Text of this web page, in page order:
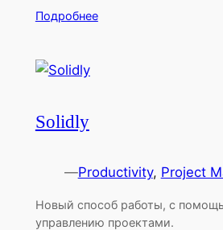
Подробнее
Solidly
—Productivity, Project
Новый способ работы, с
управлению проектами.